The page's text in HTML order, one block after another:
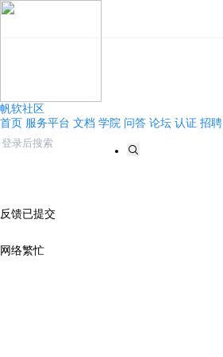
帆软社区
首页 服务平台 文档 学院 问答 论坛 认证 招聘
反馈已提交
网络繁忙